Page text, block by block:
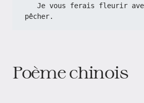
pêcher.
Poème chinois